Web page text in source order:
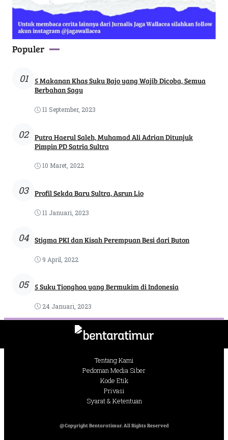
Populer
01
5 Makanan Khas Suku Bajo yang Wajib Dicoba, Semua
Berbahan Sagu
11 September, 2023
02
Putra Haerul Saleh, Muhamad Ali Adrian Ditunjuk
Pimpin PD Satria Sultra
10 Maret, 2022
03 Profil Sekda Baru Sultra, Asrun Lio
11 Januari, 2023
04 Stigma PKI dan Kisah Perempuan Besi dari Buton
9 April, 2022
05 5 Suku Tionghoa yang Bermukim di Indonesia
24 Januari, 2023
Tentang Kami
Pedoman Media Siber
Kode Etik
Privasi
Syarat & Ketentuan
@Copyright Bentaratimur. All Rights Reserved